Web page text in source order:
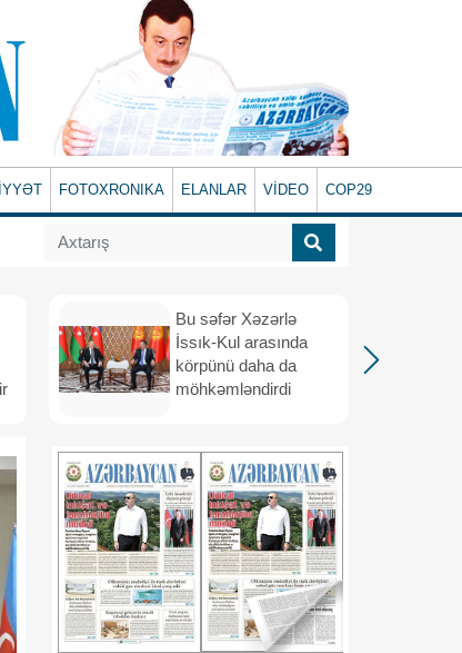
FOTOXRONIKA ELANLAR VİDEO COP29
Bu səfər Xəzərlə
İssık-Kul arasında
körpünü daha da
möhkəmləndirdi